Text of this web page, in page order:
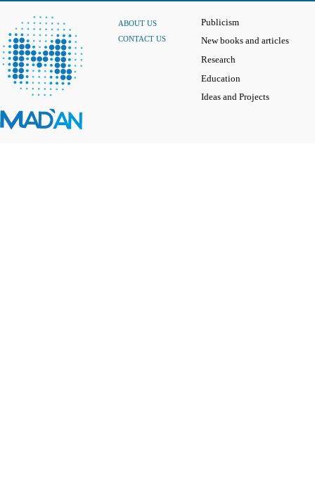
ABOUT US
CONTACT US
Publicism
New books and articles
Research
Education
Ideas and Projects